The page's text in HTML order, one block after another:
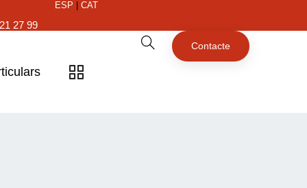
27 99
ESP CAT
Contacte